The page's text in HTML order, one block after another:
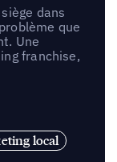
dans
que
Une
franchise,
local